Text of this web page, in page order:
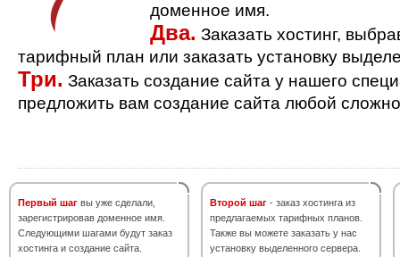
доменное имя.
Два. Заказать хостинг,
тарифный план или заказать установку
Три. Заказать создание сайта у нашего
предложить вам создание сайта любой
Первый шаг вы уже сделали,
зарегистрировав доменное имя.
Следующими шагами будут заказ
хостинга и создание сайта.
Второй шаг - заказ хостинга из
предлагаемых тарифных планов.
Также вы можете заказать у нас
установку выделенного сервера.